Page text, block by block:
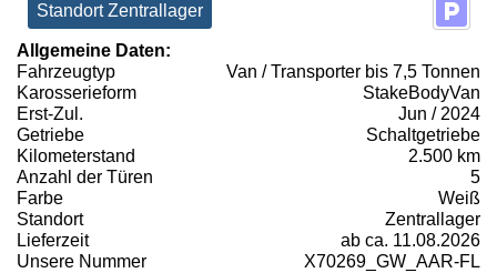
Standort Zentrallager
Allgemeine Daten:
Fahrzeugtyp
Van / Transporter bis 7,5 Tonnen
Karosserieform
StakeBodyVan
Erst-Zul.
Jun / 2024
Getriebe
Schaltgetriebe
Kilometerstand
2.500 km
Anzahl der Türen
5
Farbe
Weiß
Standort
Zentrallager
Lieferzeit
ab ca. 11.08.2026
Unsere Nummer
X70269_GW_AAR-FL